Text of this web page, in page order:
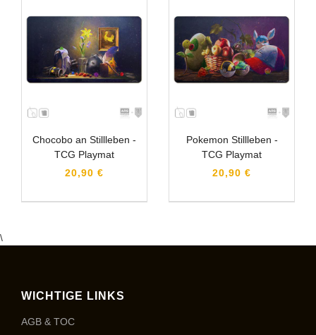
Chocobo an Stillleben -
TCG Playmat
20,90 €
Pokemon Stillleben -
TCG Playmat
20,90 €
\
WICHTIGE LINKS
AGB & TOC